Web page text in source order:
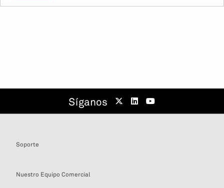
Síganos
Soporte
Nuestro Equipo Comercial